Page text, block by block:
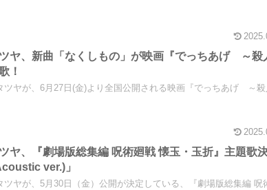
ツヤ、新曲「なくしもの」が映画『でっちあげ ～殺
！
ツヤが、6月27日(金)より全国公開される映画『でっちあげ ～殺
ヤ、『劇場版総集編 呪術廻戦 懐玉・玉折』主題歌
ver.)」
ツヤが、5月30日（金）公開が決定している、『劇場版総集編 呪